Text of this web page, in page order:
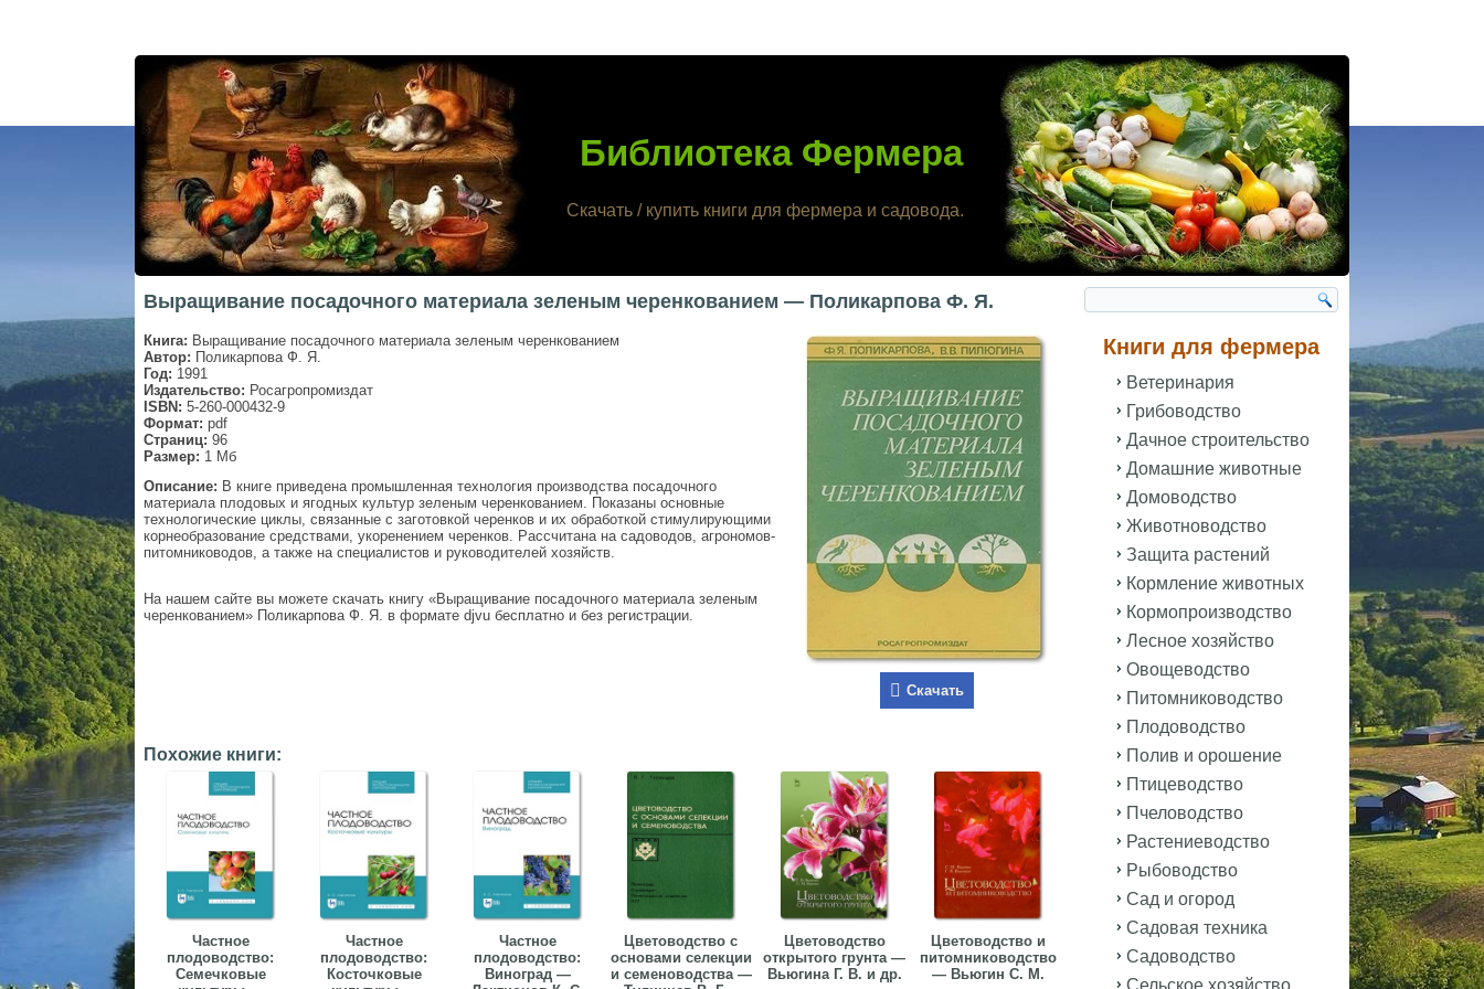
Библиотека Фермера
Скачать / купить книги для фермера и садовода.
Выращивание посадочного материала зеленым черенкованием — Поликарпова Ф. Я.
Скачать
Книга: Выращивание посадочного материала зеленым черенкованием
Автор: Поликарпова Ф. Я.
Год: 1991
Издательство: Росагропромиздат
ISBN: 5-260-000432-9
Формат: pdf
Страниц: 96
Размер: 1 Мб
Описание: В книге приведена промышленная технология производства посадочного
материала плодовых и ягодных культур зеленым черенкованием. Показаны основные
технологические циклы, связанные с заготовкой черенков и их обработкой стимулирующими
корнеобразование средствами, укоренением черенков. Рассчитана на садоводов, агрономов-
питомниководов, а также на специалистов и руководителей хозяйств.
На нашем сайте вы можете скачать книгу «Выращивание посадочного материала зеленым
черенкованием» Поликарпова Ф. Я. в формате djvu бесплатно и без регистрации.
Похожие книги:
Частное
плодоводство:
Семечковые
Частное
плодоводство:
Косточковые
Частное
плодоводство:
Виноград —
Цветоводство с
основами селекции
и семеноводства —
Цветоводство
открытого грунта —
Вьюгина Г. В. и др.
Цветоводство и
питомниководство
— Вьюгин С. М.
Книги для фермера
Ветеринария
Грибоводство
Дачное строительство
Домашние животные
Домоводство
Животноводство
Защита растений
Кормление животных
Кормопроизводство
Лесное хозяйство
Овощеводство
Питомниководство
Плодоводство
Полив и орошение
Птицеводство
Пчеловодство
Растениеводство
Рыбоводство
Сад и огород
Садовая техника
Садоводство
Сельское хозяйство